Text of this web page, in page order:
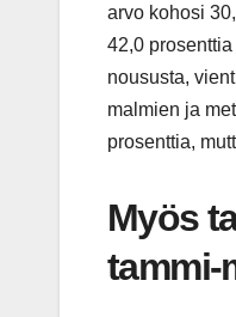
arvo kohosi
42,0
noususta,
malmien ja
prosenttia,
Myös
tammi-